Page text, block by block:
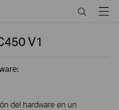
SearchMenu
V1
del hardware en un